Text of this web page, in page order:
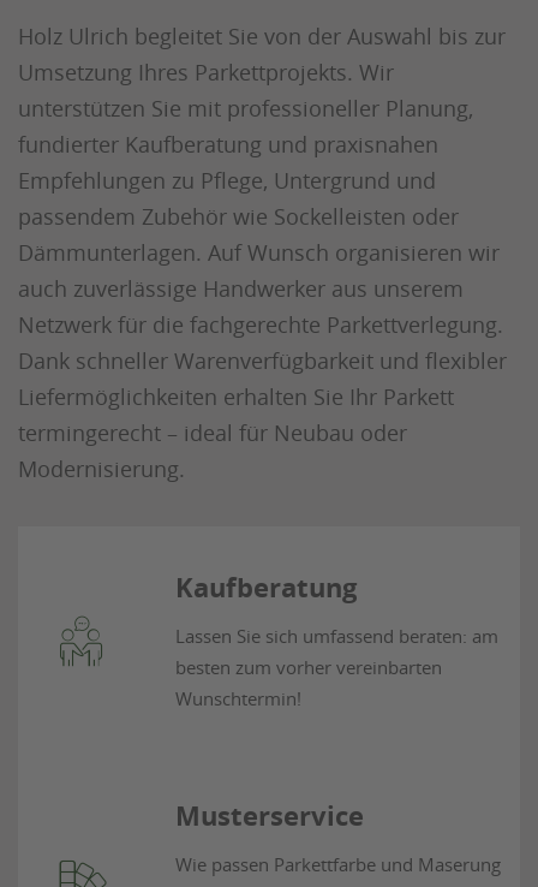
Holz Ulrich begleitet Sie von der Auswahl bis zur
Umsetzung Ihres Parkettprojekts. Wir
unterstützen Sie mit professioneller Planung,
fundierter Kaufberatung und praxisnahen
Empfehlungen zu Pflege, Untergrund und
passendem Zubehör wie Sockelleisten oder
Dämmunterlagen. Auf Wunsch organisieren wir
auch zuverlässige Handwerker aus unserem
Netzwerk für die fachgerechte Parkettverlegung.
Dank schneller Warenverfügbarkeit und flexibler
Liefermöglichkeiten erhalten Sie Ihr Parkett
termingerecht – ideal für Neubau oder
Modernisierung.
Kaufberatung
Lassen Sie sich umfassend beraten: am
besten zum vorher vereinbarten
Wunschtermin!
Musterservice
Wie passen Parkettfarbe und Maserung